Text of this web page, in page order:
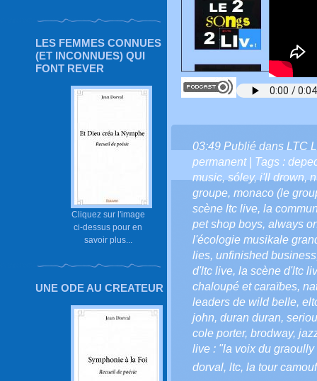
LES FEMMES CONNUES
(ET INCONNUES) QUI
FONT REVER
Cliquez sur l'image
ci-dessus pour en
savoir plus...
UNE ODE AU CREATEUR
03:49 Publié dans LTC
permanent| Tags :
music,sóley,i'll drown,
groupe, monaco (le
scène ltc live, la
pet shop boys, always
l'écologie musikale
lies, unfinished business
d'ltc live, la scène d'ltc
chaloupé et caraïbes,
leaders de wild belle,
john, duran duran,
cole porter, brodway,
live : "la voix du graoully
dorval, ltc, la tour